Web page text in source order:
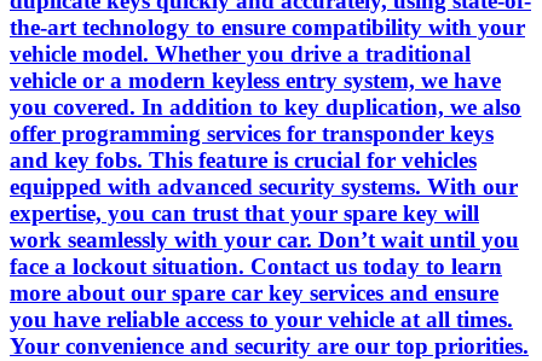
the-art technology to ensure compatibility with your
vehicle model. Whether you drive a traditional
vehicle or a modern keyless entry system, we have
you covered. In addition to key duplication, we also
offer programming services for transponder keys
and key fobs. This feature is crucial for vehicles
equipped with advanced security systems. With our
expertise, you can trust that your spare key will
work seamlessly with your car. Don’t wait until you
face a lockout situation. Contact us today to learn
more about our spare car key services and ensure
you have reliable access to your vehicle at all times.
Your convenience and security are our top priorities.